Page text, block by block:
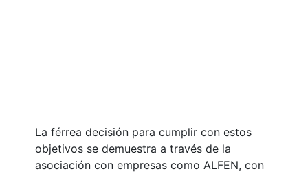
La férrea decisión para cumplir con estos
objetivos se demuestra a través de la
asociación con empresas como ALFEN, con